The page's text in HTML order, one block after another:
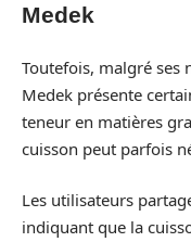
Medek
Toutefois, malgré ses
Medek présente
teneur en matières
cuisson peut parfois
Les utilisateurs
indiquant que la